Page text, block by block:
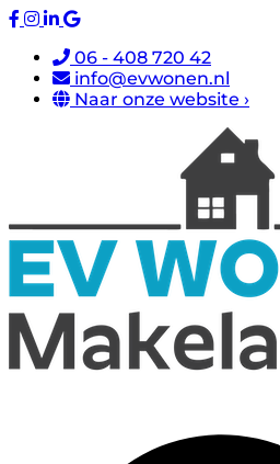
06 - 408 720 42
info@evwonen.nl
Naar onze website ›